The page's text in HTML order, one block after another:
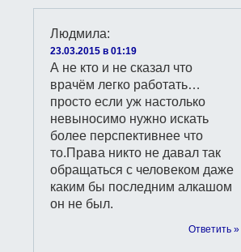
Людмила:
23.03.2015 в 01:19
А не кто и не сказал что
врачём легко работать…
просто если уж настолько
невыносимо нужно искать
более перспективнее что
то.Права никто не давал так
обращаться с человеком даже
каким бы последним алкашом
он не был.
Ответить »